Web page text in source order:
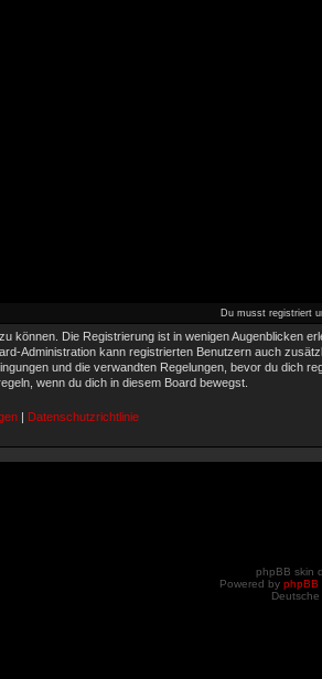
Du musst registriert
können. Die Registrierung ist in wenigen Augenblicken
Administration kann registrierten Benutzern auch
und die verwandten Regelungen, bevor du dich
wenn du dich in diesem Board bewegst.
| Datenschutzrichtlinie
phpBB skin
Powered by phpBB